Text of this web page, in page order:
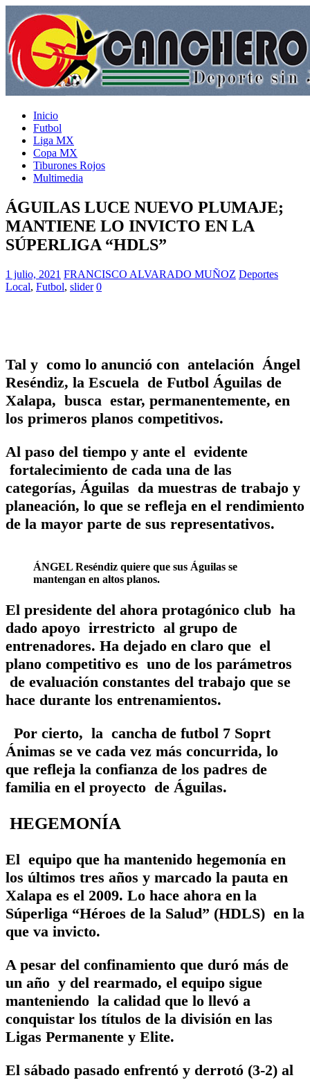
Inicio
Futbol
Liga MX
Copa MX
Tiburones Rojos
Multimedia
ÁGUILAS LUCE NUEVO PLUMAJE;
MANTIENE LO INVICTO EN LA
SÚPERLIGA “HDLS”
1 julio, 2021 FRANCISCO ALVARADO MUÑOZ Deportes
Local, Futbol, slider 0
Tal y como lo anunció con antelación Ángel
Reséndiz, la Escuela de Futbol Águilas de
Xalapa, busca estar, permanentemente, en
los primeros planos competitivos.
Al paso del tiempo y ante el evidente
fortalecimiento de cada una de las
categorías, Águilas da muestras de trabajo y
planeación, lo que se refleja en el rendimiento
de la mayor parte de sus representativos.
ÁNGEL Reséndiz quiere que sus Águilas se
mantengan en altos planos.
El presidente del ahora protagónico club ha
dado apoyo irrestricto al grupo de
entrenadores. Ha dejado en claro que el
plano competitivo es uno de los parámetros
de evaluación constantes del trabajo que se
hace durante los entrenamientos.
Por cierto, la cancha de futbol 7 Soprt
Ánimas se ve cada vez más concurrida, lo
que refleja la confianza de los padres de
familia en el proyecto de Águilas.
HEGEMONÍA
El equipo que ha mantenido hegemonía en
los últimos tres años y marcado la pauta en
Xalapa es el 2009. Lo hace ahora en la
Súperliga “Héroes de la Salud” (HDLS) en la
que va invicto.
A pesar del confinamiento que duró más de
un año y del rearmado, el equipo sigue
manteniendo la calidad que lo llevó a
conquistar los títulos de la división en las
Ligas Permanente y Elite.
El sábado pasado enfrentó y derrotó (3-2) al